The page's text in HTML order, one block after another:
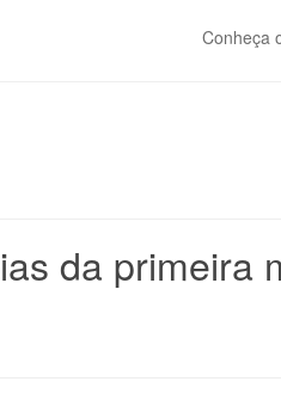
Conheça
da primeira